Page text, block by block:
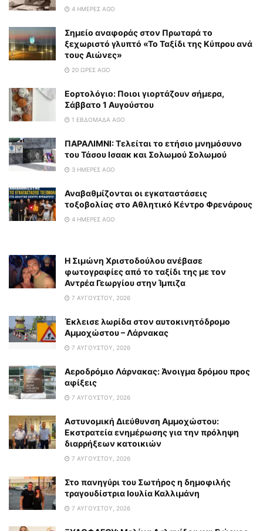
4 ΗΜΈΡΕΣ AGO
Σημείο αναφοράς στον Πρωταρά το
ξεχωριστό γλυπτό «Το Ταξίδι της Κύπρου ανά
τους Αιώνες»
20 ΏΡΕΣ AGO
Εορτολόγιο: Ποιοι γιορτάζουν σήμερα,
Σάββατο 1 Αυγούστου
1 ΕΒΔΟΜΆΔΑ AGO
ΠΑΡΑΛΙΜΝΙ: Τελείται το ετήσιο μνημόσυνο
του Τάσου Ισαακ και Σολωμού Σολωμού
3 ΗΜΈΡΕΣ AGO
Αναβαθμίζονται οι εγκαταστάσεις
τοξοβολίας στο Αθλητικό Κέντρο Φρενάρους
4 ΗΜΈΡΕΣ AGO
Η Σιμώνη Χριστοδούλου ανέβασε
φωτογραφίες από το ταξίδι της με τον
Αντρέα Γεωργίου στην Ίμπιζα
7 ΑΥΓΟΎΣΤΟΥ, 2026
Έκλεισε λωρίδα στον αυτοκινητόδρομο
Αμμοχώστου – Λάρνακας
7 ΑΥΓΟΎΣΤΟΥ, 2026
Αεροδρόμιο Λάρνακας: Άνοιγμα δρόμου προς
αφίξεις
7 ΑΥΓΟΎΣΤΟΥ, 2026
Αστυνομική Διεύθυνση Αμμοχώστου:
Εκστρατεία ενημέρωσης για την πρόληψη
διαρρήξεων κατοικιών
7 ΑΥΓΟΎΣΤΟΥ, 2026
Στο πανηγύρι του Σωτήρος η δημοφιλής
τραγουδίστρια Ιουλία Καλλιμάνη
7 ΑΥΓΟΎΣΤΟΥ, 2026